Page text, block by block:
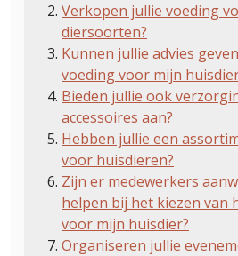
Verkopen jullie voeding
diersoorten?
Kunnen jullie advies
voeding voor mijn
Bieden jullie ook
accessoires aan?
Hebben jullie een
voor huisdieren?
Zijn er medewerkers
helpen bij het kiezen van
voor mijn huisdier?
Organiseren jullie